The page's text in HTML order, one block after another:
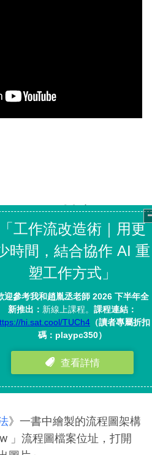
」繪製流程圖
Excalidraw」，這也是我
製工具：
大的手繪風圖表、流程
生成流程圖，一鍵畫出知識
作大綱
下，就能繪製出需要的流程
匯出成檔案。
》一書中繪製的流程圖架構
」流程圖檔案位址，打開